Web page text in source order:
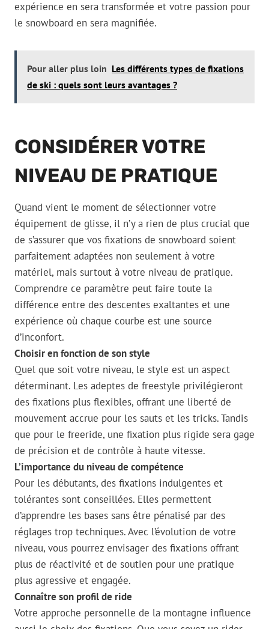
expérience en sera transformée et votre passion pour
le snowboard en sera magnifiée.
Pour aller plus loin Les différents types de fixations
de ski : quels sont leurs avantages ?
CONSIDÉRER VOTRE
NIVEAU DE PRATIQUE
Quand vient le moment de sélectionner votre
équipement de glisse, il n’y a rien de plus crucial que
de s’assurer que vos fixations de snowboard soient
parfaitement adaptées non seulement à votre
matériel, mais surtout à votre niveau de pratique.
Comprendre ce paramètre peut faire toute la
différence entre des descentes exaltantes et une
expérience où chaque courbe est une source
d’inconfort.
Choisir en fonction de son style
Quel que soit votre niveau, le style est un aspect
déterminant. Les adeptes de freestyle privilégieront
des fixations plus flexibles, offrant une liberté de
mouvement accrue pour les sauts et les tricks. Tandis
que pour le freeride, une fixation plus rigide sera gage
de précision et de contrôle à haute vitesse.
L’importance du niveau de compétence
Pour les débutants, des fixations indulgentes et
tolérantes sont conseillées. Elles permettent
d’apprendre les bases sans être pénalisé par des
réglages trop techniques. Avec l’évolution de votre
niveau, vous pourrez envisager des fixations offrant
plus de réactivité et de soutien pour une pratique
plus agressive et engagée.
Connaître son profil de ride
Votre approche personnelle de la montagne influence